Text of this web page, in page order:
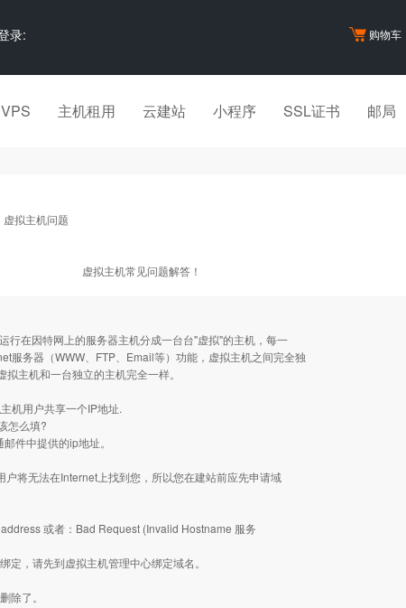
购物车
录:
VPS 主机租用 云建站 小程序 SSL证书 邮局
拟主机问题
虚拟主机常见问题解答！
行在因特网上的服务器主机分成一台台"虚拟"的主机，每一
服务器（WWW、FTP、Email等）功能，虚拟主机之间完全独
主机和一台独立的主机完全一样。
机用户共享一个IP地址.
怎么填?
件中提供的ip地址。
将无法在Internet上找到您，所以您在建站前应先申请域
或者：Bad Request (Invalid Hostname 服务
，请先到虚拟主机管理中心绑定域名。
除了。